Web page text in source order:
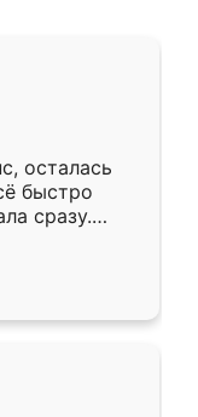
осталась
быстро
сразу.
к
Собрали
даже